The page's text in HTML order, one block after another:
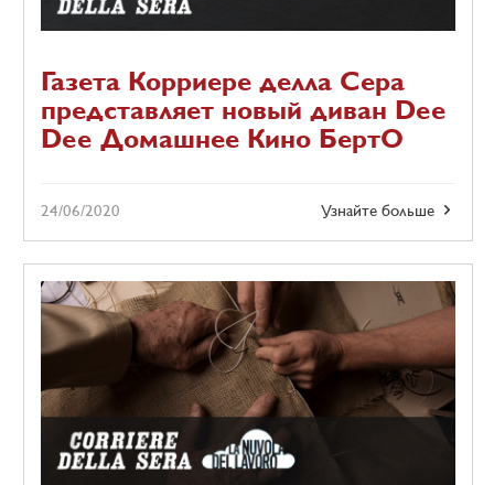
Газета Корриере делла Сера
представляет новый диван Dee
Dee Домашнее Кино БертО
Узнайте больше
24/06/2020